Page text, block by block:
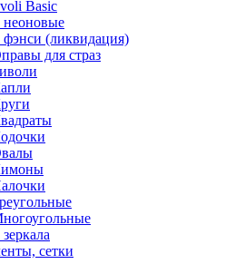
Basic
неоновые
фэнси (ликвидация)
для страз
сетки